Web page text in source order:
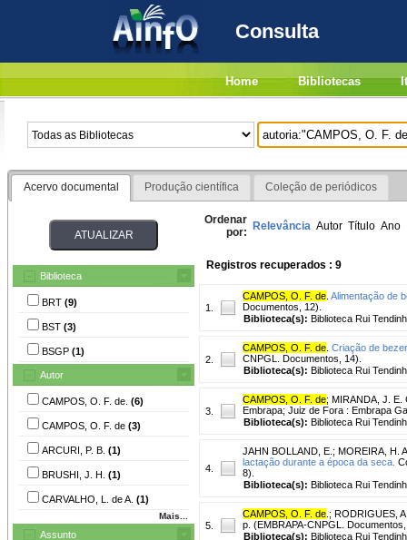
Consulta
Home Bibliotecas
Acervo documental Produção científica Coleção de periódicos
Biblioteca
BRT (9)
BST (3)
BSGP (1)
Autor
CAMPOS, O. F. de. (6)
CAMPOS, O. F. de (3)
ARCURI, P. B. (1)
BRUSHI, J. H. (1)
CARVALHO, L. de A. (1)
Mais...
Assunto
Ordenar
por: Relevância Autor Título Ano
Registros recuperados : 9
1.
CAMPOS, O. F. de Alimentação de
Documentos, 12).
Biblioteca(s): Biblioteca Rui
2.
CAMPOS, O. F. de Criação de
CNPGL. Documentos, 14).
Biblioteca(s): Biblioteca Rui
3.
CAMPOS, O. F. de; MIRANDA, J. E.
Embrapa; Juiz de Fora : Embrapa
Biblioteca(s): Biblioteca Rui
4.
JAHN BOLLAND, E. ; MOREIRA, H.
lactação durante a época da seca.
8).
Biblioteca(s): Biblioteca Rui
5.
CAMPOS, O. F. de ; RODRIGUES,
p. (EMBRAPA-CNPGL.
Biblioteca(s): Biblioteca Rui